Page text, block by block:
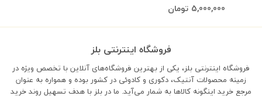
5,000,000 تومان
فروشگاه اینترنتی بلز
فروشگاه اینترنتی بلز، یکی از بهترین فروشگاه‌های آنلاین با تخصص ویژه در
زمینه محصولات آنتیک، دکوری و کادوئی در کشور بوده و همواره به عنوان
مرجع خرید اینگونه کالاها به شمار می‌آید. ما در بلز با هدف تسهیل روند خرید